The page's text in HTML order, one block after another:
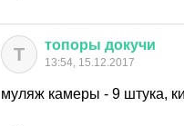
Т топоры докучи
13:54, 15.12.2017
муляж камеры - 9 штука,